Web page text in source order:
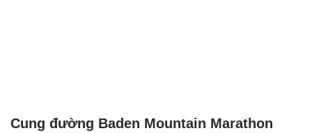
Cung đường Baden Mountain Marathon